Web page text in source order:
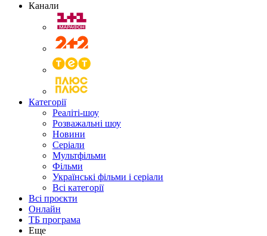
Канали
Категорії
Реаліті-шоу
Розважальні шоу
Новини
Серіали
Мультфільми
Фільми
Українські фільми і серіали
Всі категорії
Всі проєкти
Онлайн
ТБ програма
Еще